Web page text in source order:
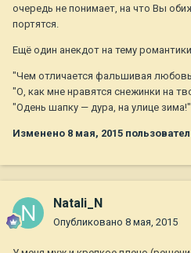
очередь не понимает, на что Вы
портятся.
Ещё один анекдот на тему
"Чем отличается фальшивая
"О, как мне нравятся снежинки на
"Одень шапку — дура, на улице зима!"
Изменено 8 мая, 2015
Natali_N
Опубликовано 8 мая, 2015